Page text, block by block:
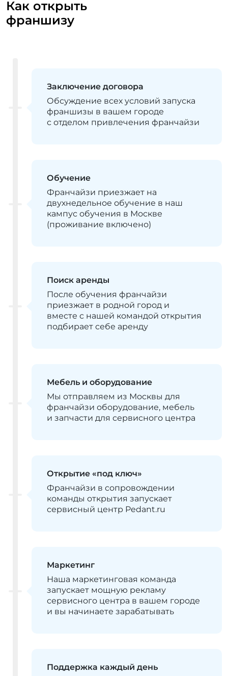
Как открыть
франшизу
Заключение договора
Обсуждение всех условий запуска
франшизы в вашем городе
с отделом привлечения франчайзи
Обучение
Франчайзи приезжает на
двухнедельное обучение в наш
кампус обучения в Москве
(проживание включено)
Поиск аренды
После обучения франчайзи
приезжает в родной город и
вместе с нашей командой открытия
подбирает себе аренду
Мебель и оборудование
Мы отправляем из Москвы для
франчайзи оборудование, мебель
и запчасти для сервисного центра
Открытие «под ключ»
Франчайзи в сопровождении
команды открытия запускает
сервисный центр Pedant.ru
Маркетинг
Наша маркетинговая команда
запускает мощную рекламу
сервисного центра в вашем городе
и вы начинаете зарабатывать
Поддержка каждый день